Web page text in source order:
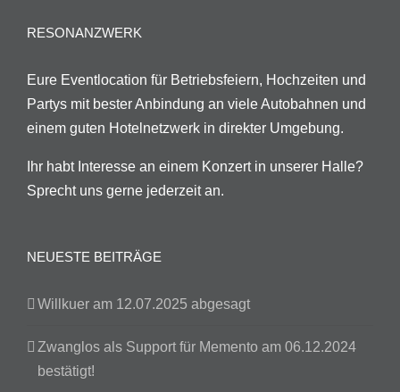
RESONANZWERK
Eure Eventlocation für Betriebsfeiern, Hochzeiten und
Partys mit bester Anbindung an viele Autobahnen und
einem guten Hotelnetzwerk in direkter Umgebung.
Ihr habt Interesse an einem Konzert in unserer Halle?
Sprecht uns gerne jederzeit an.
NEUESTE BEITRÄGE
Willkuer am 12.07.2025 abgesagt
Zwanglos als Support für Memento am 06.12.2024
bestätigt!